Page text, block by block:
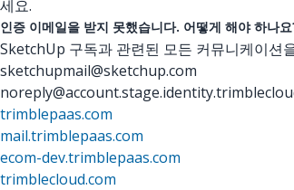
세요.
인증 이메일을 받지 못했습니다. 어떻게 해야 하나요
SketchUp 구독과 관련된 모든 커뮤니케이션
sketchupmail@sketchup.com
trimblepaas.com
mail.trimblepaas.com
ecom-dev.trimblepaas.com
trimblecloud.com